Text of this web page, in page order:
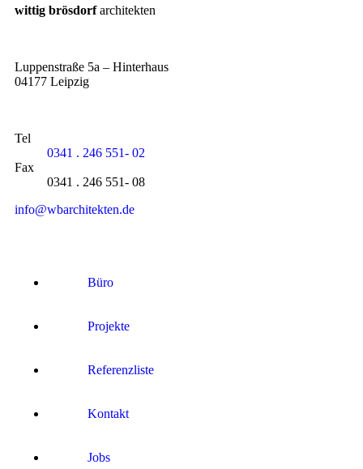
wittig brösdorfarchitekten
Luppenstraße 5a – Hinterhaus
04177 Leipzig
Tel
0341 . 246 551- 02
Fax
0341 . 246 551- 08
info@wbarchitekten.de
Büro
Projekte
Referenzliste
Kontakt
Jobs